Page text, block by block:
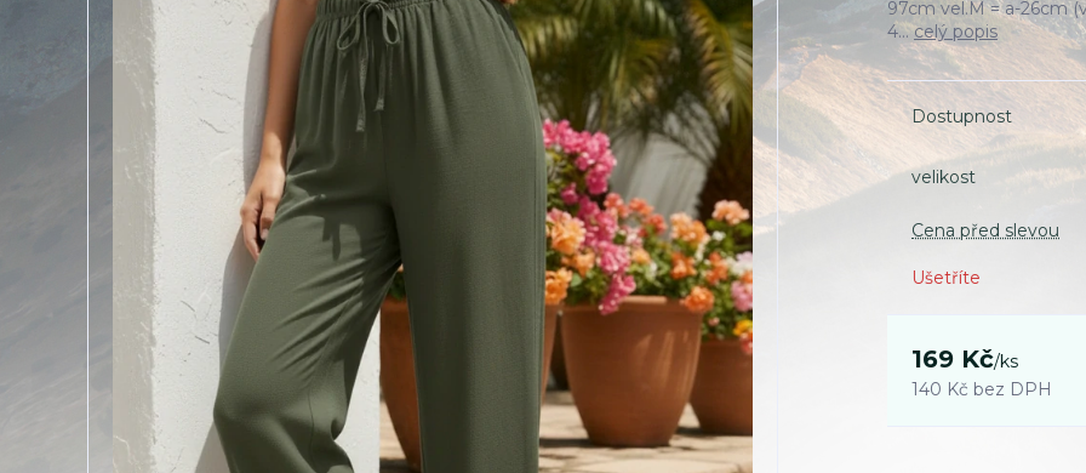
97cm vel.M = a-26cm
4...celý popis
Dostupnost
velikost
Cena před slevou
Ušetříte
169 Kč/ks
140 Kč bez DPH